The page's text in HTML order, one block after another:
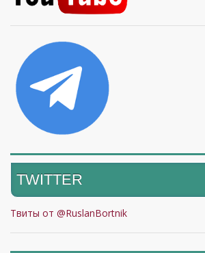
TWITTER
Твиты от @RuslanBortnik